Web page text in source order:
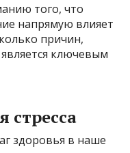
того, что
напрямую влияет
причин,
ключевым
стресса
здоровья в наше